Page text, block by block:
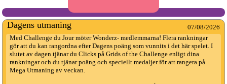
Dagens utmaning
07/08/2026
Med Challenge du Jour möter Wonderz- medlemmarna! Flera rankningar
gör att du kan rangordna efter Dagens poäng som vunnits i det här spelet. I
slutet av dagen tjänar du Clicks på Grids of the Challenge enligt dina
rankningar och du tjänar poäng och speciellt medaljer för att rangera på
Mega Utmaning av veckan.